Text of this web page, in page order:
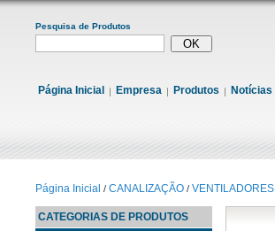
Pesquisa de Produtos
Página Inicial Empresa Produtos Notícias
Página Inicial / CANALIZAÇÃO / VENTILADORES
CATEGORIAS DE PRODUTOS